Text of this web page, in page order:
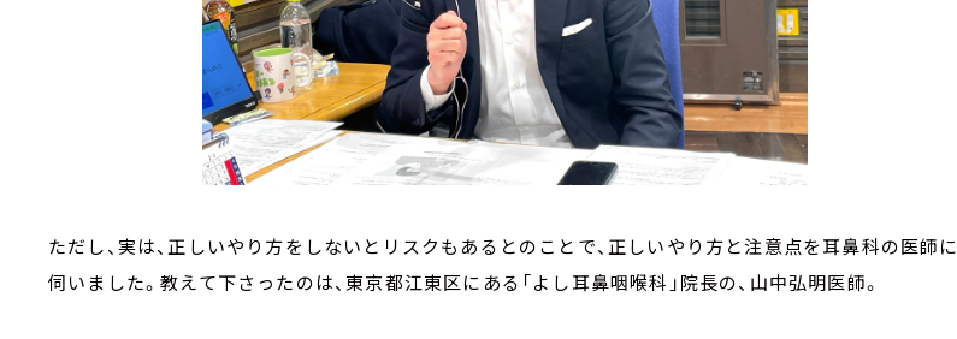
ただし、実は、正しいやり方をしないとリスクもあるとのことで、正しいやり方と注意点を耳鼻科の医師に
伺いました。教えて下さったのは、東京都江東区にある「よし耳鼻咽喉科」院長の、山中弘明医師。